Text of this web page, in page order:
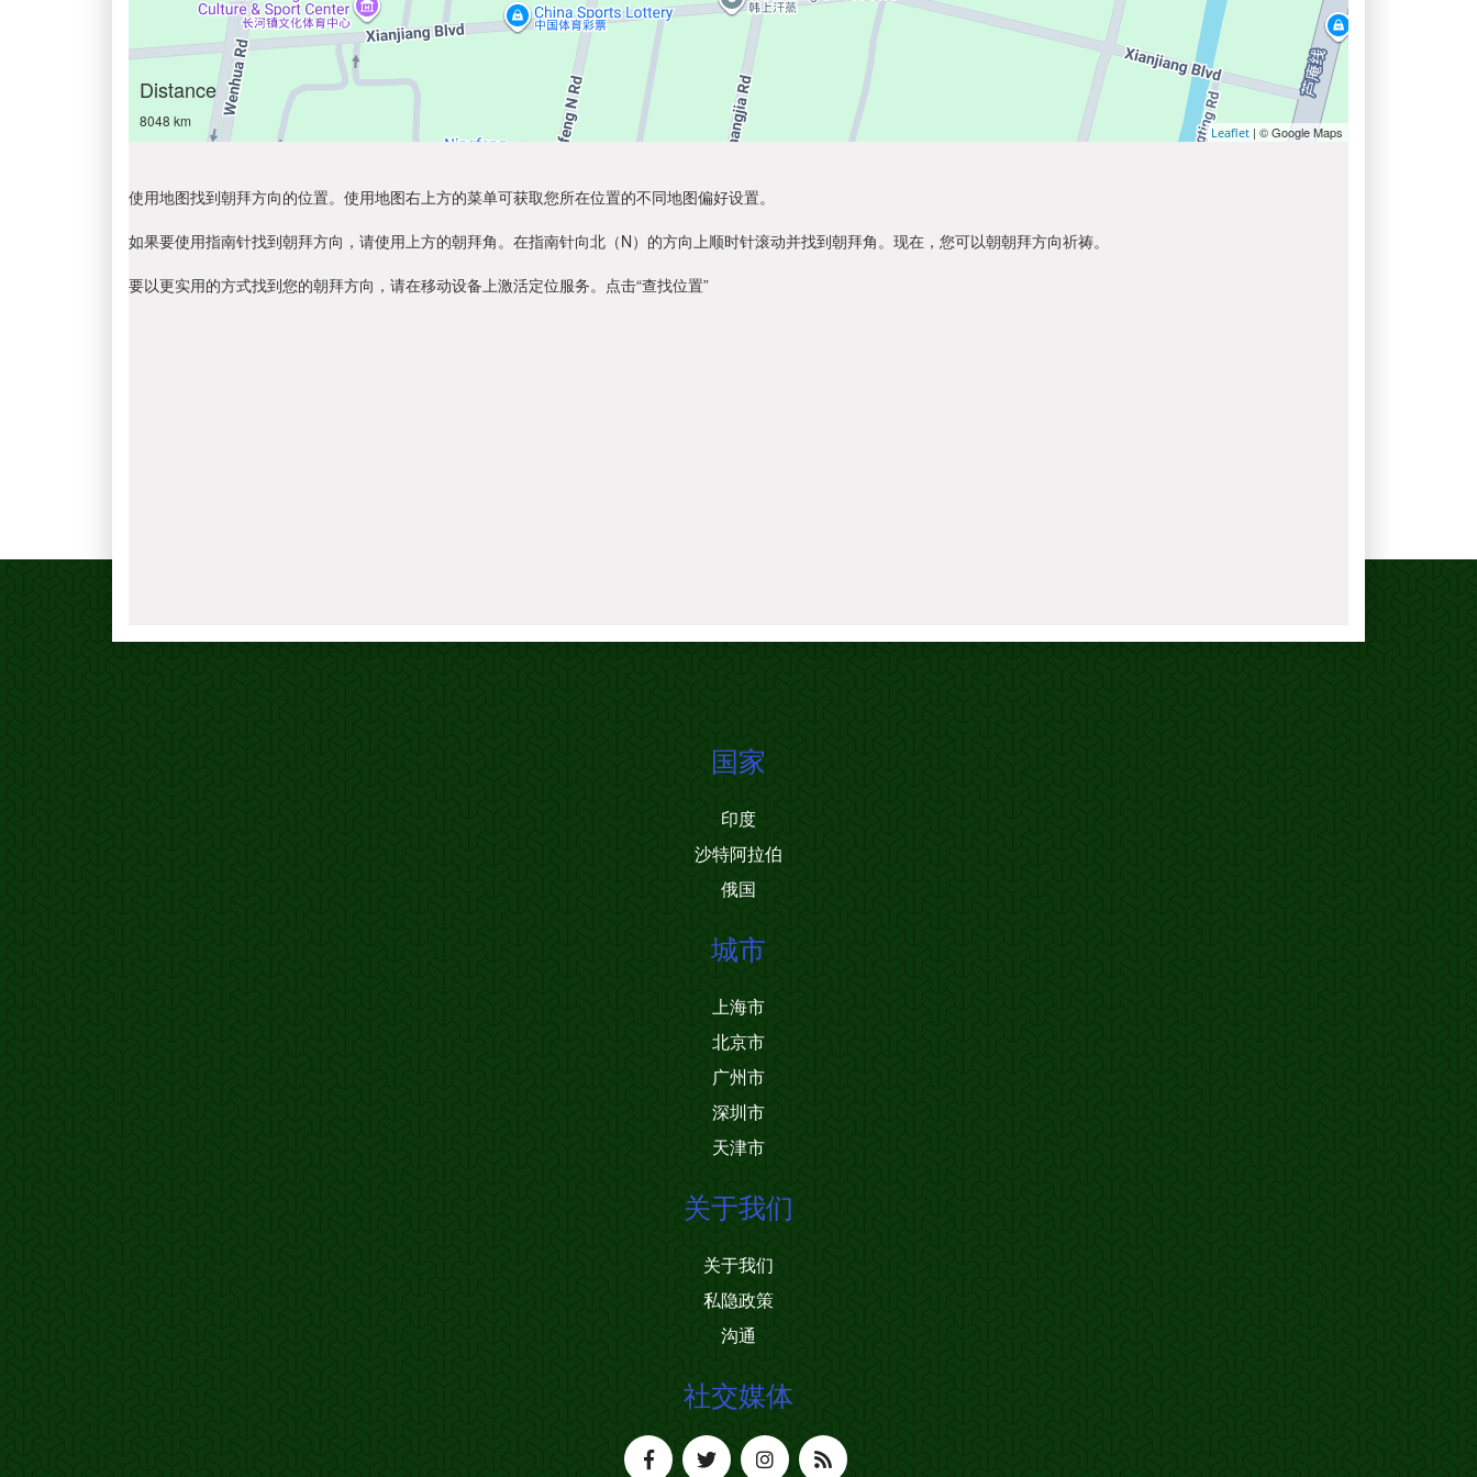
Distance
8048 km
Leaflet | © Google Maps
使用地图找到朝拜方向的位置。使用地图右上方的菜单可获取您所在位置的不同地图偏好设置。
如果要使用指南针找到朝拜方向，请使用上方的朝拜角。在指南针向北（N）的方向上顺时针滚动并找到朝拜角。现在，您可以朝朝拜方向祈祷。
要以更实用的方式找到您的朝拜方向，请在移动设备上激活定位服务。点击“查找位置”
国家
印度
沙特阿拉伯
俄国
城市
上海市
北京市
广州市
深圳市
天津市
关于我们
关于我们
私隐政策
沟通
社交媒体